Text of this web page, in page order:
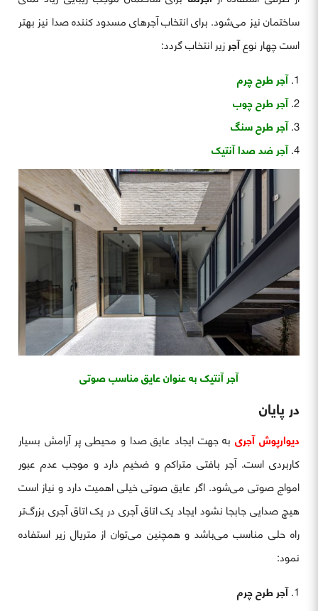
ساختمان نیز می‌شود. برای انتخاب آجرهای مسدود کننده صدا نیز بهتر
است چهار نوعآجرزیر انتخاب گردد:
آجر طرح چرم
آجر طرح چوب
آجر طرح سنگ
آجر ضد صدا آنتیک
آجر آنتیک به عنوان عایق مناسب صوتی
در پایان
دیوارپوش آجریبه جهت ایجاد عایق صدا و محیطی پر آرامش بسیار
کاربردی است. آجر بافتی متراکم و ضخیم دارد و موجب عدم عبور
امواج صوتی می‌شود. اگر عایق صوتی خیلی اهمیت دارد و نیاز است
هیچ صدایی جابجا نشود ایجاد یک اتاق آجری در یک اتاق آجری بزرگ‌تر
راه حلی مناسب می‌باشد و همچنین می‌توان از متریال زیر استفاده
نمود:
آجر طرح چرم